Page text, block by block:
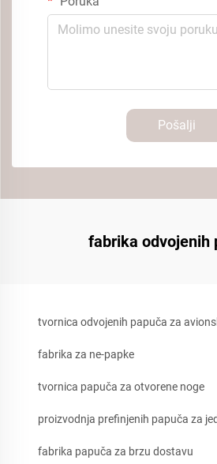
Pošalji
fabrika odvojenih
tvornica odvojenih papuča za
fabrika za ne-papke
tvornica papuča za otvorene noge
proizvodnja prefinjenih papuča za
fabrika papuča za brzu dostavu